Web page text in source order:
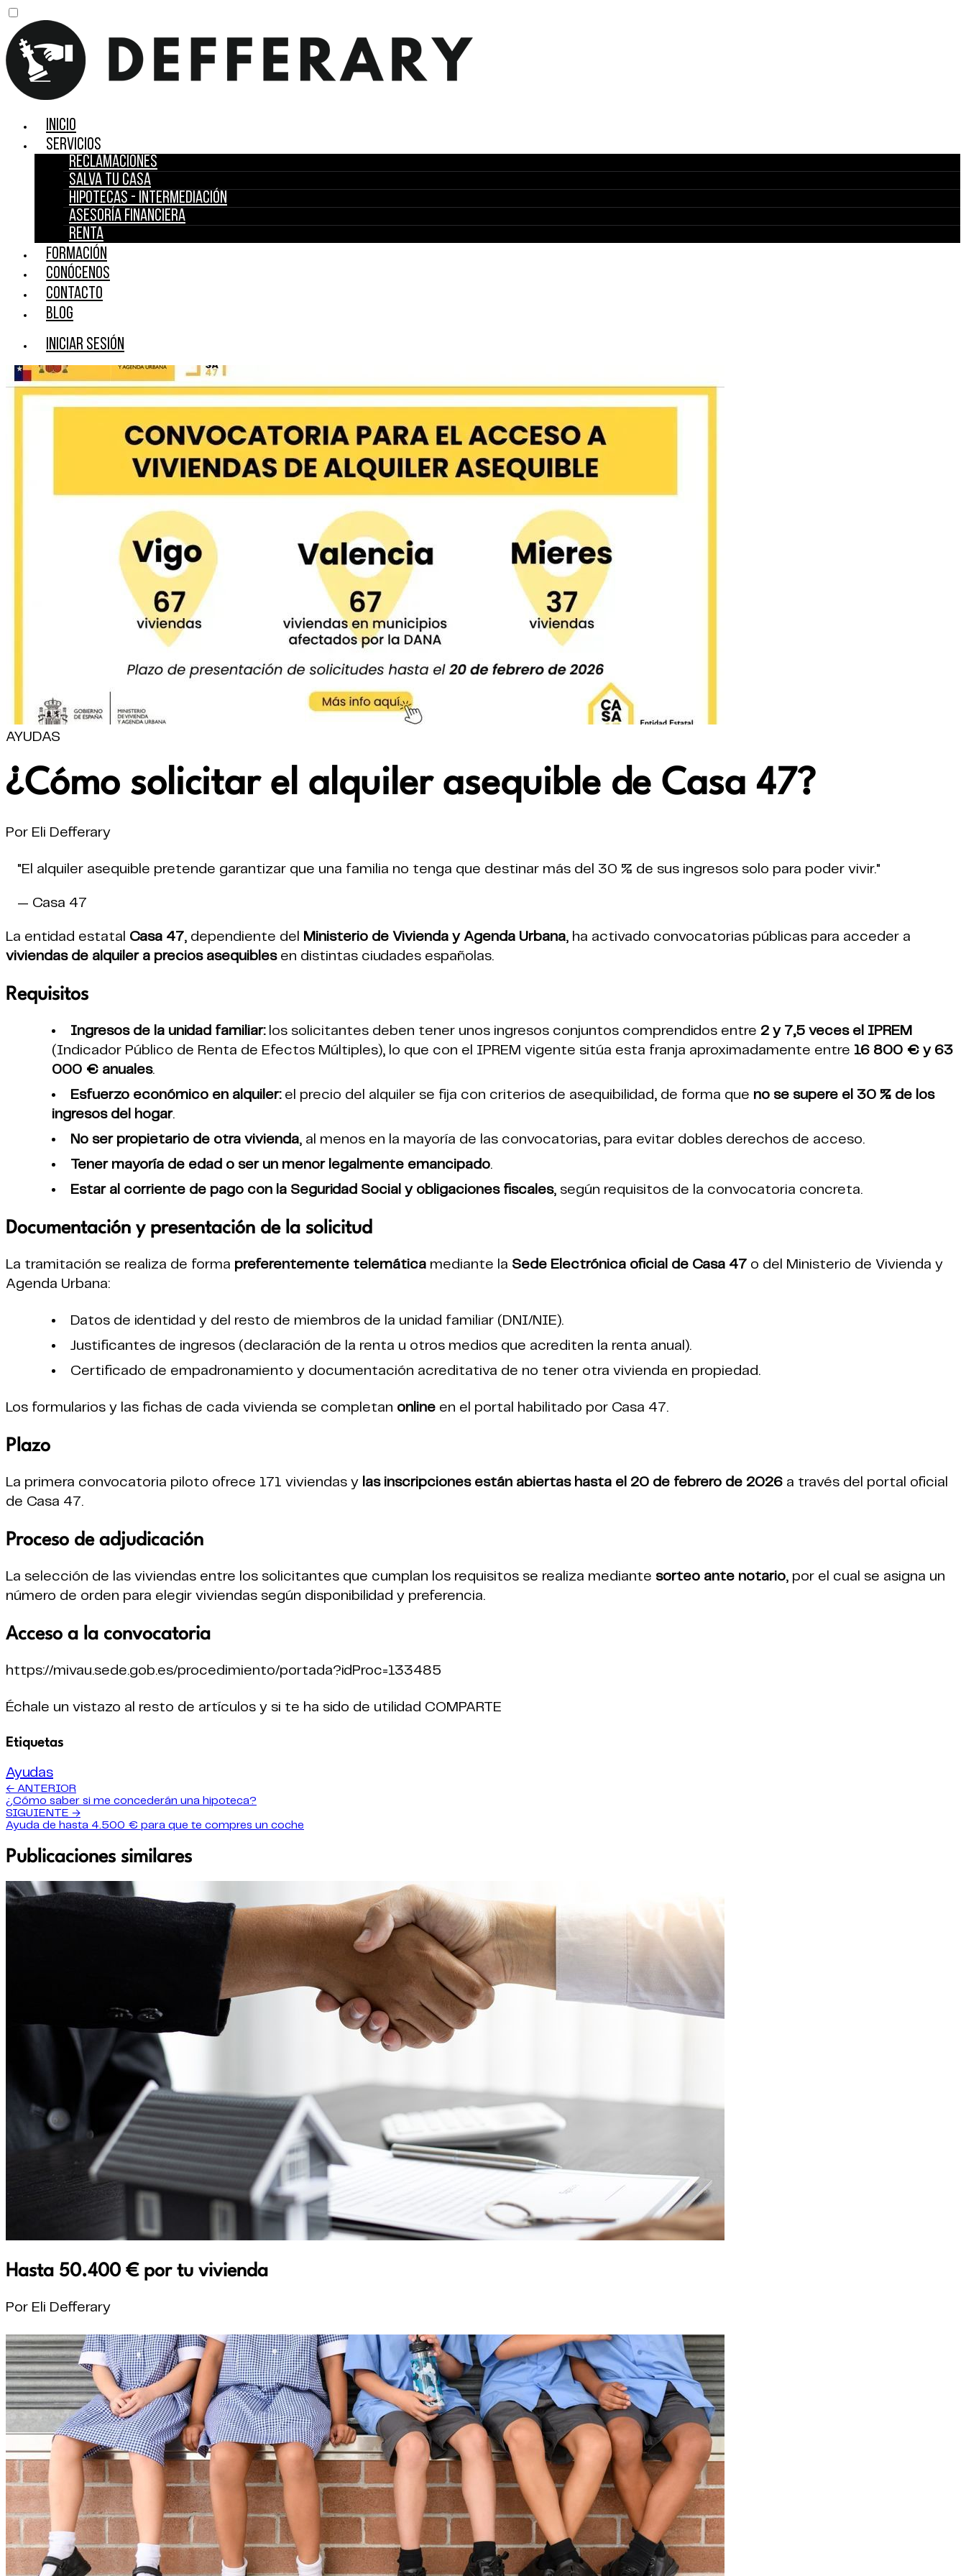
Inicio
Servicios
Reclamaciones
Salva tu casa
Hipotecas - Intermediación
Asesoría financiera
Renta
Formación
Conócenos
Contacto
Blog
Iniciar sesión
AYUDAS
¿Cómo solicitar el alquiler asequible de Casa 47?
Por Eli Defferary
"El alquiler asequible pretende garantizar que una familia no tenga que destinar más del 30 % de sus ingresos solo para poder vivir."
— Casa 47
La entidad estatal Casa 47, dependiente del Ministerio de Vivienda y Agenda Urbana, ha activado convocatorias públicas para acceder a
viviendas de alquiler a precios asequiblesen distintas ciudades españolas.
Requisitos
Ingresos de la unidad familiar:los solicitantes deben tener unos ingresos conjuntos comprendidos entre 2 y 7,5 veces el IPREM
(Indicador Público de Renta de Efectos Múltiples), lo que con el IPREM vigente sitúa esta franja aproximadamente entre 16 800 € y 63
000 € anuales.
Esfuerzo económico en alquiler:el precio del alquiler se fija con criterios de asequibilidad, de forma que no se supere el 30 % de los
ingresos del hogar.
No ser propietario de otra vivienda, al menos en la mayoría de las convocatorias, para evitar dobles derechos de acceso.
Tener mayoría de edad o ser un menor legalmente emancipado.
Estar al corriente de pago con la Seguridad Social y obligaciones fiscales, según requisitos de la convocatoria concreta.
Documentación y presentación de la solicitud
La tramitación se realiza de forma preferentemente telemática mediante la Sede Electrónica oficial de Casa 47 o del Ministerio de Vivienda y
Agenda Urbana:
Datos de identidad y del resto de miembros de la unidad familiar (DNI/NIE).
Justificantes de ingresos (declaración de la renta u otros medios que acrediten la renta anual).
Certificado de empadronamiento y documentación acreditativa de no tener otra vivienda en propiedad.
Los formularios y las fichas de cada vivienda se completan online en el portal habilitado por Casa 47.
Plazo
La primera convocatoria piloto ofrece 171 viviendas y las inscripciones están abiertas hasta el 20 de febrero de 2026 a través del portal oficial
de Casa 47.
Proceso de adjudicación
La selección de las viviendas entre los solicitantes que cumplan los requisitos se realiza mediante sorteo ante notario, por el cual se asigna un
número de orden para elegir viviendas según disponibilidad y preferencia.
Acceso a la convocatoria
https://mivau.sede.gob.es/procedimiento/portada?idProc=133485
Échale un vistazo al resto de artículos y si te ha sido de utilidad COMPARTE
Etiquetas
Ayudas
← ANTERIOR
¿Cómo saber si me concederán una hipoteca?
SIGUIENTE →
Ayuda de hasta 4.500 € para que te compres un coche
Publicaciones similares
Hasta 50.400 € por tu vivienda
Por Eli Defferary